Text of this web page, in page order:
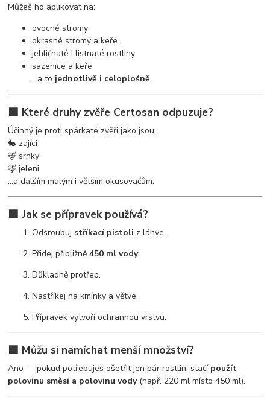
Můžeš ho aplikovat na:
ovocné stromy
okrasné stromy a keře
jehličnaté i listnaté rostliny
sazenice a keře
…a to jednotlivě i celoplošně.
🟩 Které druhy zvěře Certosan odpuzuje?
Účinný je proti spárkaté zvěři jako jsou:
🐇 zajíci
🦌 srnky
🦌 jeleni
…a dalším malým i větším okusovačům.
🟩 Jak se přípravek používá?
Odšroubuj stříkací pistoli z láhve.
Přidej přibližně450 ml vody.
Důkladně protřep.
Nastříkej na kmínky a větve.
Přípravek vytvoří ochrannou vrstvu.
🟩 Můžu si namíchat menší množství?
Ano — pokud potřebuješ ošetřit jen pár rostlin, stačí použít
polovinu směsi a polovinu vody(např. 220 ml místo 450 ml).